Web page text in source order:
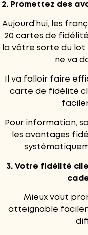
2. Promettez des
Aujourd’hui, les
20 cartes de fidélité
la vôtre sorte du lot
ne va
Il va falloir faire
carte de fidélité
Pour information,
les avantages
3. Votre fidélité
Mieux vaut
atteignable